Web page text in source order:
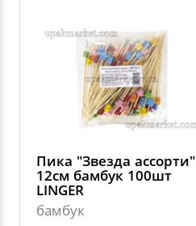
Пика "Звезда ассорти"
12см бамбук 100шт
LINGER
бамбук